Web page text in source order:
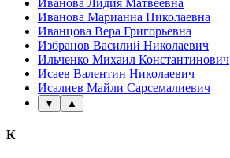
Иванова Марианна Николаевна
Иванцова Вера Григорьевна
Избранов Василий Николаевич
Ильченко Михаил Константинович
Исаев Валентин Николаевич
Исалиев Майли Сарсемалиевич
▼ ▲
К